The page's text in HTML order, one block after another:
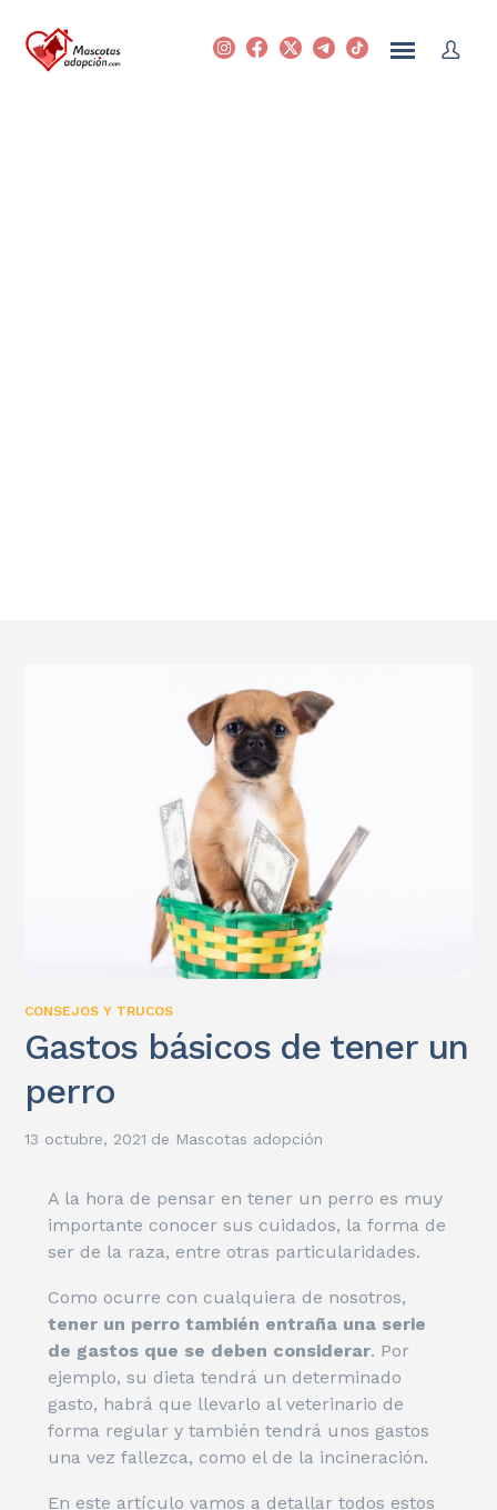
CONSEJOS Y TRUCOS
Gastos básicos de tener un
perro
13 octubre, 2021 de Mascotas adopción
A la hora de pensar en tener un perro es muy
importante conocer sus cuidados, la forma de
ser de la raza, entre otras particularidades.
Como ocurre con cualquiera de nosotros,
tener un perro también entraña una serie
de gastos que se deben considerar. Por
ejemplo, su dieta tendrá un determinado
gasto, habrá que llevarlo al veterinario de
forma regular y también tendrá unos gastos
una vez fallezca, como el de la incineración.
En este artículo vamos a detallar todos estos